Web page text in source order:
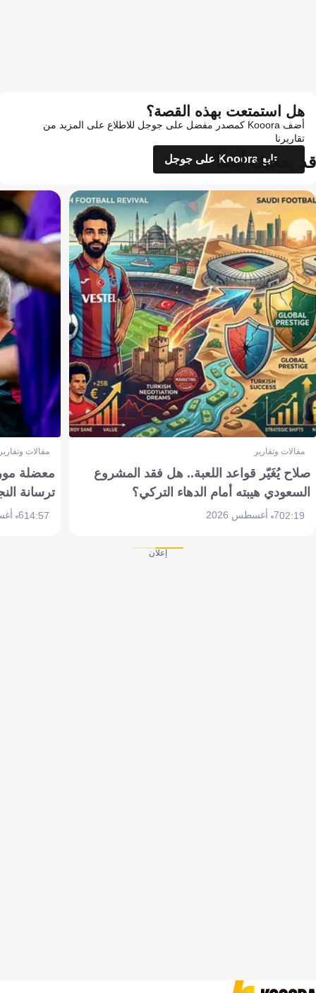
هل استمتعت بهذه القصة؟
أضف Kooora كمصدر مفضل على جوجل للاطلاع على المزيد من
تقاريرنا
تابع Kooora على جوجل
قد يعجبك أيضاً
مقالات وتقارير
صلاح يُغَيّر قواعد اللعبة.. هل فقد المشروع
السعودي هيبته أمام الدهاء التركي؟
02:197 أغسطس 2026
مقالات
معضلة
ترسانة
14:576 أغسطس 2026
إعلان